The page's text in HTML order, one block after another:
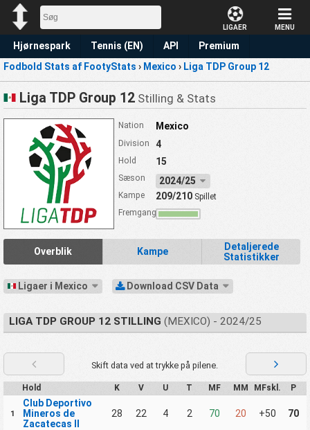
LIGAER MENU
Hjørnespark Tennis (EN) API Premium
Forudsigelse
Fodbold Stats af FootyStats › Mexico › Liga TDP Group 12
Liga TDP Group 12 Stilling & Stats
Nation Mexico
Division 4
Hold 15
Sæson 2024/25
Kampe 209/210Spillet
Fremgang
Overblik Kampe
Detaljerede
Statistikker
Ligaer i Mexico Download CSV Data
LIGA TDP GROUP 12 STILLING (MEXICO) - 2024/25
Skift data ved at trykke på pilene.
Hold K V U T MF MM MFskl. P
1
Club Deportivo
Mineros de
Zacatecas II
28 22 4 2 70 20 +50 70